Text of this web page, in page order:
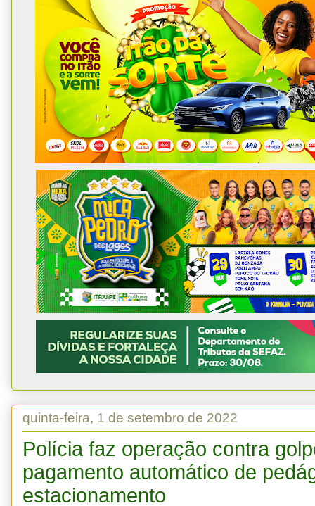
quinta-feira, 1 de setembro de 2022
Polícia faz operação contra
pagamento automático de
estacionamento